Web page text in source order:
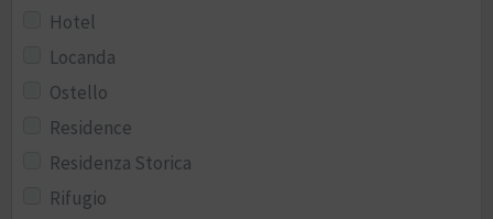
Hotel
Locanda
Ostello
Residence
Residenza Storica
Rifugio